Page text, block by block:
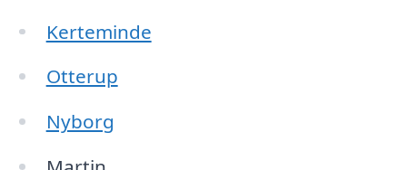
Kerteminde
Otterup
Nyborg